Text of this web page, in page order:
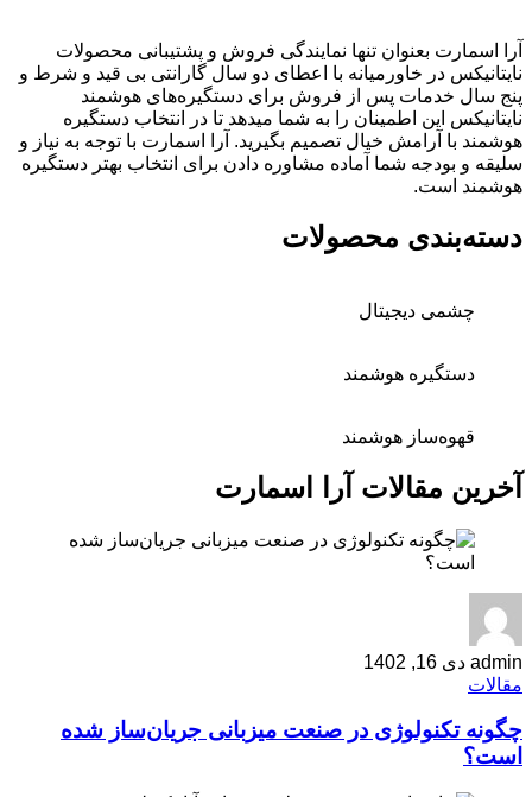
آرا اسمارت بعنوان تنها نمایندگی فروش و پشتیبانی محصولات
نایتانیکس در خاورميانه با اعطای دو سال گارانتی بی قید و شرط و
پنج سال خدمات پس از فروش برای دستگیره‌های هوشمند
نایتانیکس این اطمینان را به شما میدهد تا در انتخاب دستگیره
هوشمند با آرامش خیال تصمیم بگیرید. آرا اسمارت با توجه به نیاز و
سلیقه و بودجه شما آماده مشاوره دادن برای انتخاب بهتر دستگیره
هوشمند است.
دسته‌بندی محصولات
چشمی دیجیتال
دستگیره هوشمند
قهوه‌ساز هوشمند
آخرین مقالات آرا اسمارت
admin دی 16, 1402
مقالات
چگونه تکنولوژی در صنعت میزبانی جریان‌ساز شده
است؟